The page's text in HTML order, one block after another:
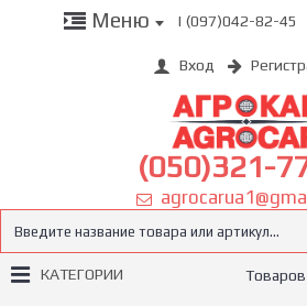
Меню | (097)042-82-45
Вход
(050)321-
КАТЕГОРИИ